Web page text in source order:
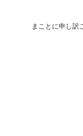
まことに申し訳